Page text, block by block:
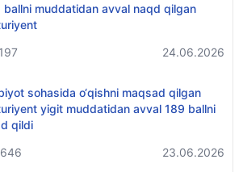
ballni muddatidan avval naqd qilgan
24.06.2026
sohasida o‘qishni maqsad qilgan
yigit muddatidan avval 189 ballni
qildi
23.06.2026